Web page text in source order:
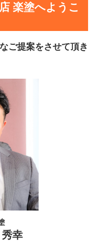
楽塗へようこ
ご提案をさせて頂き
幸